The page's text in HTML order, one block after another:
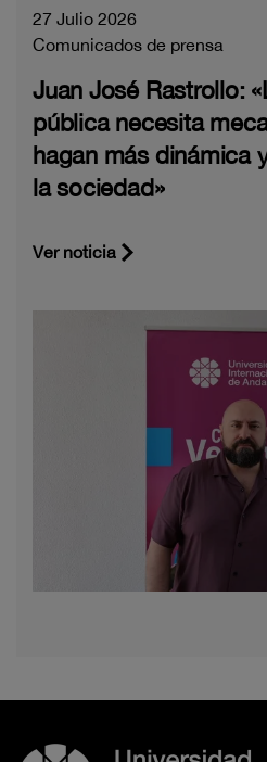
27 Julio 2026
Comunicados de prensa
Juan José Rastrollo:
pública necesita
hagan más dinámica
la sociedad»
Ver noticia